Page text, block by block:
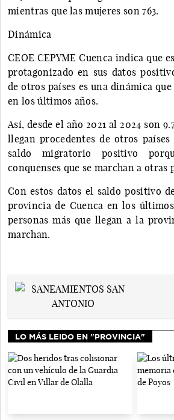
mientras que las mujeres son 763.
Dinámica
CEOE CEPYME Cuenca indica que
protagonizado en sus datos
de otros países es una dinámica
en los últimos años.
Así, desde el año 2021 al 2024 son
llegan procedentes de otros
saldo migratorio positivo
conquenses que se marchan a otras
Con estos datos el saldo positivo
provincia de Cuenca en los
personas más que llegan a la
marchan.
LO MÁS LEIDO EN "PROVINCIA"